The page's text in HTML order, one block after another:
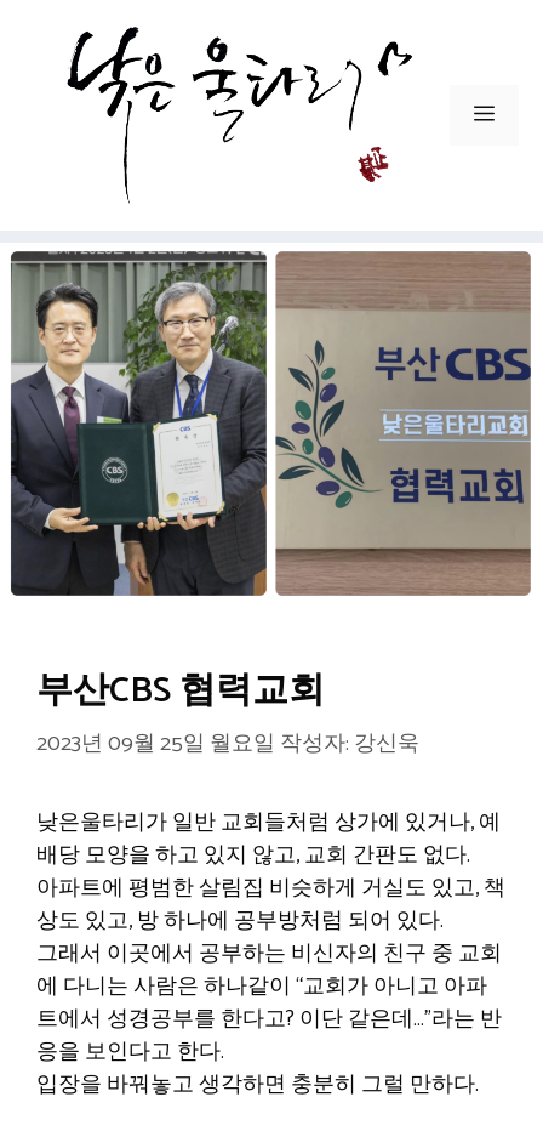
기
메
부산CBS 협력교회
2023년 09월 25일 월요일 작성자: 강신욱
낮은울타리가 일반 교회들처럼 상가에 있거나, 예
배당 모양을 하고 있지 않고, 교회 간판도 없다.
아파트에 평범한 살림집 비슷하게 거실도 있고, 책
상도 있고, 방 하나에 공부방처럼 되어 있다.
그래서 이곳에서 공부하는 비신자의 친구 중 교회
에 다니는 사람은 하나같이 “교회가 아니고 아파
트에서 성경공부를 한다고? 이단 같은데…”라는 반
응을 보인다고 한다.
입장을 바꿔놓고 생각하면 충분히 그럴 만하다.